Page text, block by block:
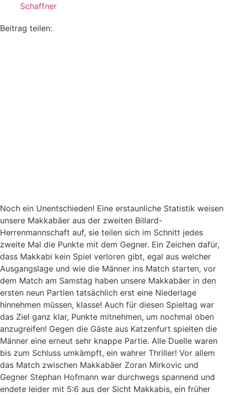
Schaffner
Beitrag teilen:
Noch ein Unentschieden! Eine erstaunliche Statistik weisen
unsere Makkabäer aus der zweiten Billard-
Herrenmannschaft auf, sie teilen sich im Schnitt jedes
zweite Mal die Punkte mit dem Gegner. Ein Zeichen dafür,
dass Makkabi kein Spiel verloren gibt, egal aus welcher
Ausgangslage und wie die Männer ins Match starten, vor
dem Match am Samstag haben unsere Makkabäer in den
ersten neun Partien tatsächlich erst eine Niederlage
hinnehmen müssen, klasse! Auch für diesen Spieltag war
das Ziel ganz klar, Punkte mitnehmen, um nochmal oben
anzugreifen! Gegen die Gäste aus Katzenfurt spielten die
Männer eine erneut sehr knappe Partie. Alle Duelle waren
bis zum Schluss umkämpft, ein wahrer Thriller! Vor allem
das Match zwischen Makkabäer Zoran Mirkovic und
Gegner Stephan Hofmann war durchwegs spannend und
endete leider mit 5:6 aus der Sicht Makkabis, ein früher